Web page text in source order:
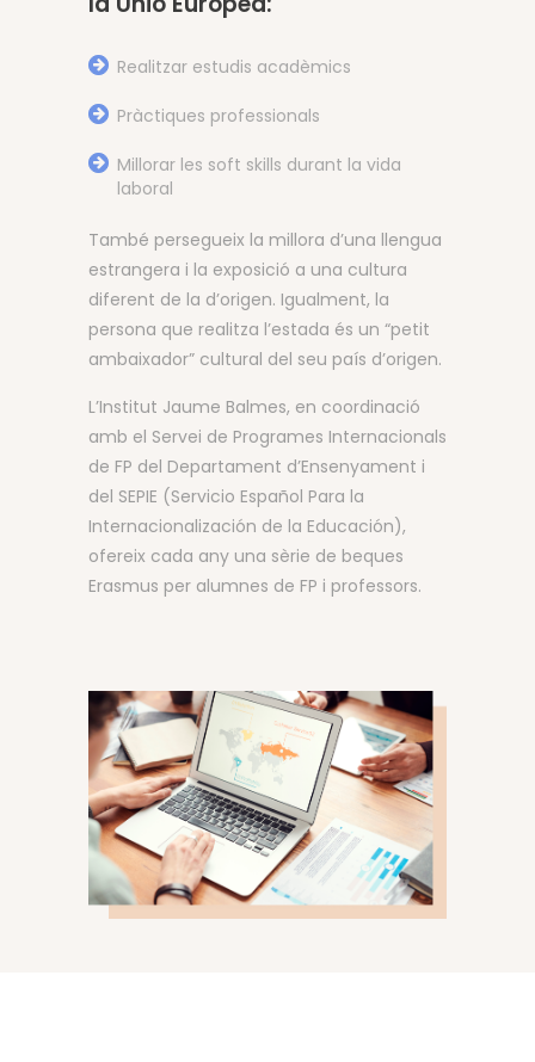
Realitzar estudis acadèmics
Pràctiques professionals
Millorar les soft skills durant la vida
laboral
També persegueix la millora d’una llengua
estrangera i la exposició a una cultura
diferent de la d’origen. Igualment, la
persona que realitza l’estada és un “petit
ambaixador” cultural del seu país d’origen.
L’Institut Jaume Balmes, en coordinació
amb el Servei de Programes Internacionals
de FP del Departament d’Ensenyament i
del SEPIE (Servicio Español Para la
Internacionalización de la Educación),
ofereix cada any una sèrie de beques
Erasmus per alumnes de FP i professors.